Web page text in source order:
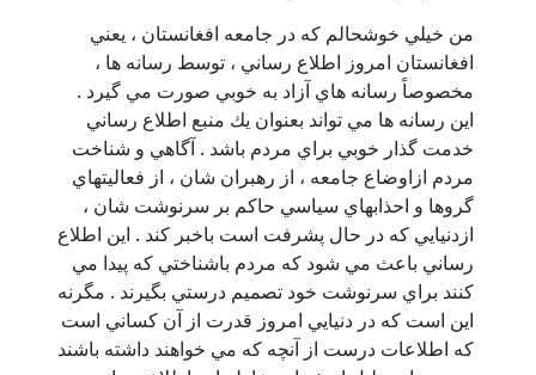
من خيلي خوشحالم كه در جامعه افغانستان ، يعني
افغانستان امروز اطلاع رساني ، توسط رسانه ها ،
مخصوصاً رسانه هاي آزاد به خوبي صورت مي گيرد .
اين رسانه ها مي تواند بعنوان يك منبع اطلاع رساني
خدمت گذار خوبي براي مردم باشد . آگاهي و شناخت
مردم ازاوضاع جامعه ، از رهبران شان ، از فعاليتهاي
گروها و احذابهاي سياسي حاكم بر سرنوشت شان ،
ازدنيايي كه در حال پشرفت است باخبر كند . اين اطلاع
رساني باعث مي شود كه مردم باشناختي كه پيدا مي
كنند براي سرنوشت خود تصميم درستي بگيرند . مگرنه
اين است كه در دنيايي امروز قدرت از آن كساني است
كه اطلاعات درست از آنچه كه مي خواهند داشته باشند